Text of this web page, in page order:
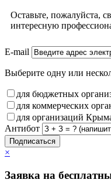
Оставьте, пожалуйста,
интересную
E-mail
Выберите одну или
для бюджетных
для коммерческих
для организаций
Антибот
Подписаться
×
Заявка на